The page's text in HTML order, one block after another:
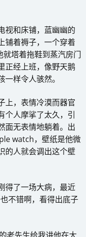
视和床铺，蓝幽幽的
铺着褥子，一个穿着
就塔着拖鞋到蒸汽房门
正经上班，像野天鹅
样令人骇然。
上，表情冷漠而器官
个人摩挲了太久，引
面无表情地躺着。出
watch，壁纸是他微
的人就会调出这个壁
得了一场大病，最近
不错啊，看得出底子